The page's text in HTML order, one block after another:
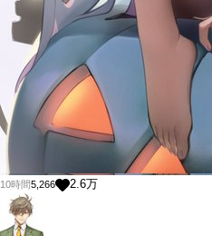
10時間5,266 2.6万